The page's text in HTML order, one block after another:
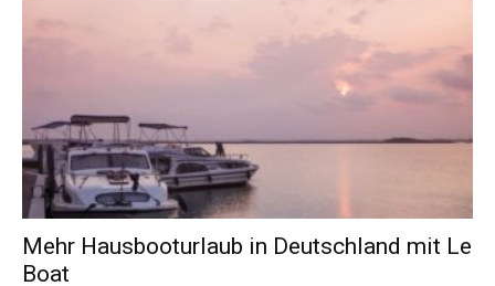
Mehr Hausbooturlaub in Deutschland mit Le
Boat